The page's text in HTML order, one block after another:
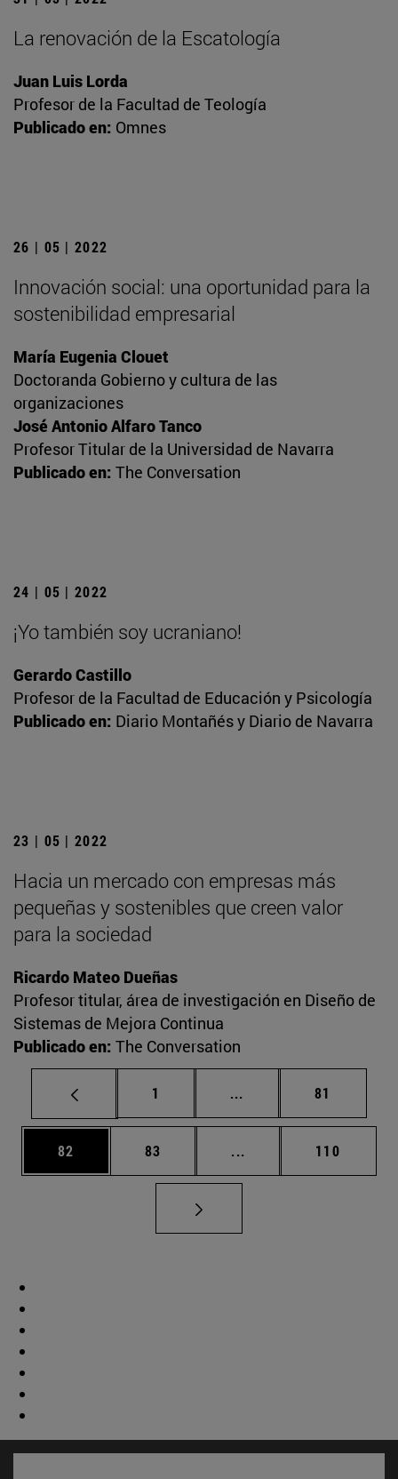
La renovación de la Escatología
Juan Luis Lorda
Profesor de la Facultad de Teología
Publicado en: Omnes
26 | 05 | 2022
Innovación social: una oportunidad para la
sostenibilidad empresarial
María Eugenia Clouet
Doctoranda Gobierno y cultura de las
organizaciones
José Antonio Alfaro Tanco
Profesor Titular de la Universidad de Navarra
Publicado en: The Conversation
24 | 05 | 2022
¡Yo también soy ucraniano!
Gerardo Castillo
Profesor de la Facultad de Educación y Psicología
Publicado en: Diario Montañés y Diario de Navarra
23 | 05 | 2022
Hacia un mercado con empresas más
pequeñas y sostenibles que creen valor
para la sociedad
Ricardo Mateo Dueñas
Profesor titular, área de investigación en Diseño de
Sistemas de Mejora Continua
Publicado en: The Conversation
Página
1 ... Páginas intermedias
Página
81
Página
82 Página
83 ... Páginas intermedias
Página
110